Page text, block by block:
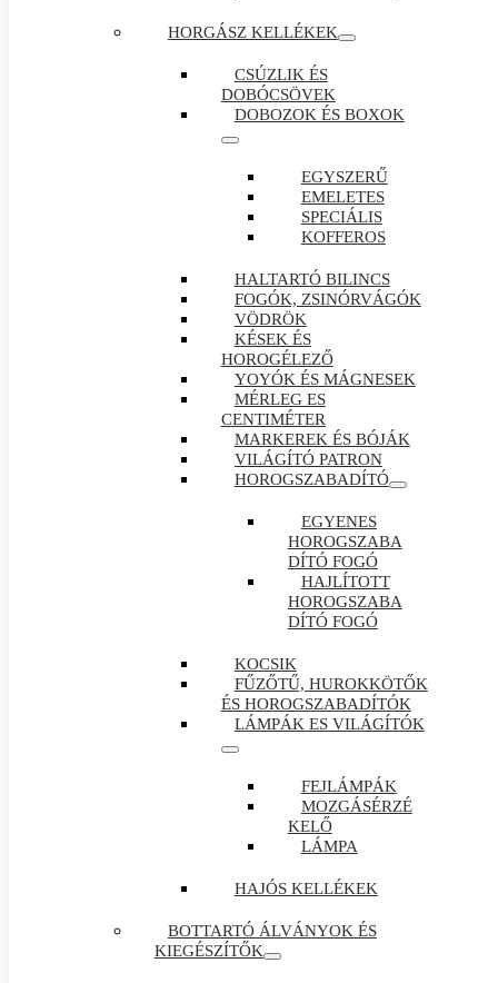
HORGÁSZ KELLÉKEK
CSÚZLIK ÉS
DOBÓCSÖVEK
DOBOZOK ÉS BOXOK
EGYSZERŰ
EMELETES
SPECIÁLIS
KOFFEROS
HALTARTÓ BILINCS
FOGÓK, ZSINÓRVÁGÓK
VÖDRÖK
KÉSEK ÉS
HOROGÉLEZŐ
YOYÓK ÉS MÁGNESEK
MÉRLEG ES
CENTIMÉTER
MARKEREK ÉS BÓJÁK
VILÁGÍTÓ PATRON
HOROGSZABADÍTÓ
EGYENES
HOROGSZABA
DÍTÓ FOGÓ
HAJLÍTOTT
HOROGSZABA
DÍTÓ FOGÓ
KOCSIK
FŰZŐTŰ, HUROKKÖTŐK
ÉS HOROGSZABADÍTÓK
LÁMPÁK ES VILÁGÍTÓK
FEJLÁMPÁK
MOZGÁSÉRZÉ
KELŐ
LÁMPA
HAJÓS KELLÉKEK
BOTTARTÓ ÁLVÁNYOK ÉS
KIEGÉSZÍTŐK